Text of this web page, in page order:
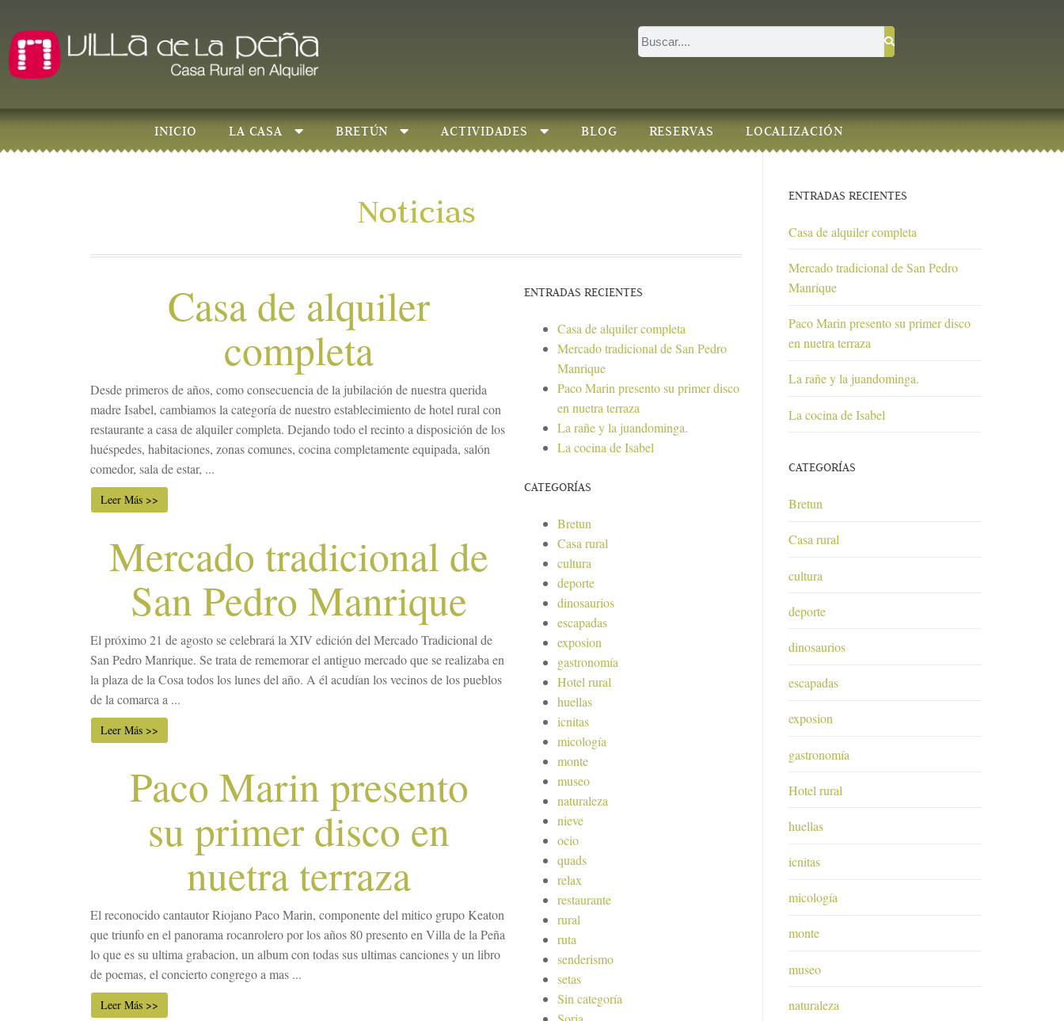
INICIO LA CASA BRETÚN ACTIVIDADES BLOG RESERVAS LOCALIZACIÓN
Noticias
Casa de alquiler
completa
Desde primeros de años, como consecuencia de la jubilación de nuestra querida
madre Isabel, cambiamos la categoría de nuestro establecimiento de hotel rural con
restaurante a casa de alquiler completa. Dejando todo el recinto a disposición de los
huéspedes, habitaciones, zonas comunes, cocina completamente equipada, salón
comedor, sala de estar, ...
Leer Más >>
Mercado tradicional de
San Pedro Manrique
El próximo 21 de agosto se celebrará la XIV edición del Mercado Tradicional de
San Pedro Manrique. Se trata de rememorar el antiguo mercado que se realizaba en
la plaza de la Cosa todos los lunes del año. A él acudían los vecinos de los pueblos
de la comarca a ...
Leer Más >>
Paco Marin presento
su primer disco en
nuetra terraza
El reconocido cantautor Riojano Paco Marin, componente del mitico grupo Keaton
que triunfo en el panorama rocanrolero por los años 80 presento en Villa de la Peña
lo que es su ultima grabacion, un album con todas sus ultimas canciones y un libro
de poemas, el concierto congrego a mas ...
Leer Más >>
ENTRADAS RECIENTES
Casa de alquiler completa
Mercado tradicional de San Pedro
Manrique
Paco Marin presento su primer disco
en nuetra terraza
La rañe y la juandominga.
La cocina de Isabel
CATEGORÍAS
Bretun
Casa rural
cultura
deporte
dinosaurios
escapadas
exposion
gastronomía
Hotel rural
huellas
icnitas
micología
monte
museo
naturaleza
nieve
ocio
quads
relax
restaurante
rural
ruta
senderismo
setas
Sin categoría
ENTRADAS RECIENTES
Casa de alquiler completa
Mercado tradicional de San Pedro
Manrique
Paco Marin presento su primer disco
en nuetra terraza
La rañe y la juandominga.
La cocina de Isabel
CATEGORÍAS
Bretun
Casa rural
cultura
deporte
dinosaurios
escapadas
exposion
gastronomía
Hotel rural
huellas
icnitas
micología
monte
museo
naturaleza